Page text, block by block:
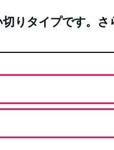
りタイプです。